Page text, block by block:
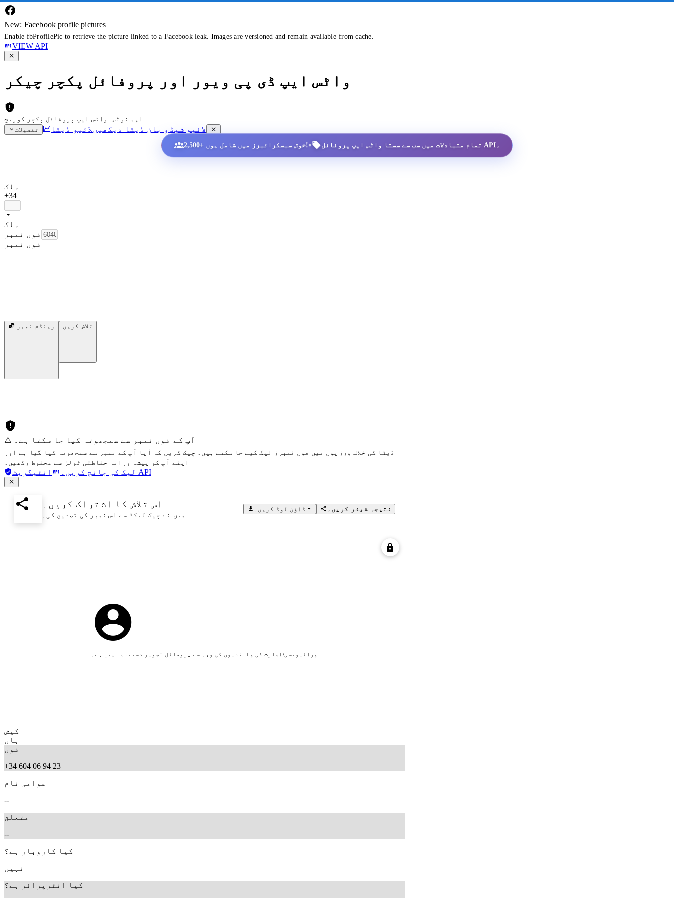
New: Facebook profile pictures
Enable fbProfilePic to retrieve the picture linked to a Facebook leak. Images are versioned and remain available from cache.
VIEW API
واٹس ایپ ڈی پی ویور اور پروفائل پکچر چیکر
اہم نوٹس: واٹس ایپ پروفائل پکچر کوریج
تفصیلات
لائیو شیڈو بان ڈیٹا دیکھیں لائیو ڈیٹا
2,500+ خوش سبسکرائبرز میں شامل ہوں!• تمام متبادلات میں سب سے سستا واٹس ایپ پروفائل API۔
ملک
+34
ملک
فون نمبر
فون نمبر
رینڈم نمبر تلاش کریں
⚠️ آپ کے فون نمبر سے سمجھوتہ کیا جا سکتا ہے۔
ڈیٹا کی خلاف ورزیوں میں فون نمبرز لیک کیے جا سکتے ہیں۔ چیک کریں کہ آیا آپ کے نمبر سے سمجھوتہ کیا گیا ہے اور
اپنے آپ کو پیشہ ورانہ حفاظتی ٹولز سے محفوظ رکھیں۔
لیک کی جانچ کریں۔ انٹیگریٹ API
اس تلاش کا اشتراک کریں۔
میں نے چیک لیکڈ سے اس نمبر کی تصدیق کی۔
ڈاؤن لوڈ کریں۔ نتیجہ شیئر کریں۔
پرائیویسی/اجازت کی پابندیوں کی وجہ سے پروفائل تصویر دستیاب نہیں ہے۔
کیش
ہاں
فون
+34 604 06 94 23
عوامی نام
--
متعلق
--
کیا کاروبار ہے؟
نہیں
کیا انٹرپرائز ہے؟